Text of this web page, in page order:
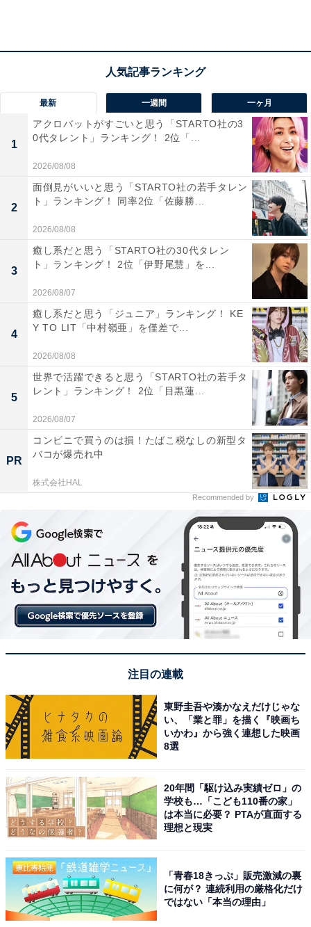
回答者からは「名俳優である笹野さんが演じる釜爺を観
が似ているから（31歳女性／福井県）」「釜爺の茶目っ
気をうまく表現してくれると感じます（39歳女性／香川
県）」「釜爺にそのまま出演してもぴったりです（39歳
女性／愛知県）」など、雰囲気がぴったりと感じている
人が多いようです。
第2位：遠藤憲一（17票）
クランクアップしたので、ああもうみんなに会えな
いんだなと思っていたら、ポスターが貼ってあっ
嬉しくてみんなを手にのっけてみました。
#魔法のリノベ
9/19(月)最終回pic.twitter.com/K9I3XLbHKd
— 遠藤憲一公式 (@enken_enstower)
September 17, 2022
第2位に選ばれたのは、遠藤憲一さんでした。シリアス
な役が多い印象ですが、ちゃめっ気あふれる笑顔も印象
的ですよね。懐の深い釜爺のイメージを連想させる、人
情味のある演技も魅力的です。
回答者からは「強面でも実はやさしい遠藤さんは、釜爺
のキャラクターに似ていると思います（57歳女性／神奈
歳女性／神奈川県）」「独特な雰囲気と立ち姿が釜爺に
ぴったりだと思い選びました（33歳女性／茨城県）」
と、独特な雰囲気やルックスが選ばれた大きな理由のよ
うです。
最新 一週間 一ヶ月
1
アクロバットがすごいと思う「STARTO社の3
0代タレント」ランキング！ 2位「...
2026/08/08
2
面倒見がいいと思う「STARTO社の若手タレン
ト」ランキング！ 同率2位「佐藤勝...
2026/08/08
3
癒し系だと思う「STARTO社の30代タレン
ト」ランキング！ 2位「伊野尾慧」を...
2026/08/07
4
癒し系だと思う「ジュニア」ランキング！ KE
Y TO LIT「中村嶺亜」を僅差で...
2026/08/08
5
世界で活躍できると思う「STARTO社の若手タ
レント」ランキング！ 2位「目黒蓮...
2026/08/07
PR
コンビニで買うのは損！たばこ税なしの新型タ
バコが爆売れ中
株式会社HAL
Recommended by
注目の連載
東野圭吾や湊かなえだけじゃな
い、「業と罪」を描く『映画ち
いかわ』から強く連想した映画
8選
20年間「駆け込み実績ゼロ」の
学校も…「こども110番の家」
は本当に必要？ PTAが直面する
理想と現実
「青春18きっぷ」販売激減の裏
に何が？ 連続利用の厳格化だけ
ではない「本当の理由」